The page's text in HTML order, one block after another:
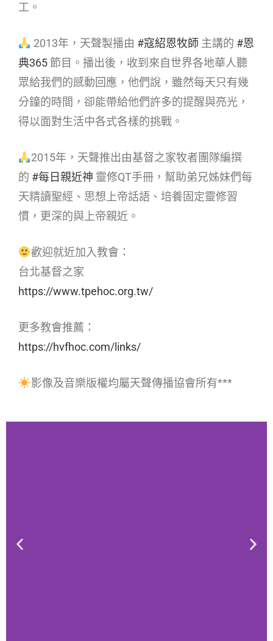
工。
2013年，天聲製播由 #寇紹恩牧師 主講的 #恩
典365 節目。播出後，收到來自世界各地華人聽
眾給我們的感動回應，他們說，雖然每天只有幾
分鐘的時間，卻能帶給他們許多的提醒與亮光，
得以面對生活中各式各樣的挑戰。
2015年，天聲推出由基督之家牧者團隊編撰
的 #每日親近神 靈修QT手冊，幫助弟兄姊妹們每
天精讀聖經、思想上帝話語、培養固定靈修習
慣，更深的與上帝親近。
歡迎就近加入教會：
台北基督之家
https://www.tpehoc.org.tw/
更多教會推薦：
https://hvfhoc.com/links/
影像及音樂版權均屬天聲傳播協會所有***